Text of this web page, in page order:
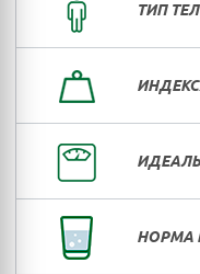
ТИП
НОРМА